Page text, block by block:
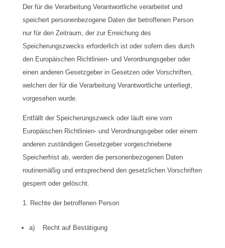
Der für die Verarbeitung Verantwortliche verarbeitet und
speichert personenbezogene Daten der betroffenen Person
nur für den Zeitraum, der zur Erreichung des
Speicherungszwecks erforderlich ist oder sofern dies durch
den Europäischen Richtlinien- und Verordnungsgeber oder
einen anderen Gesetzgeber in Gesetzen oder Vorschriften,
welchen der für die Verarbeitung Verantwortliche unterliegt,
vorgesehen wurde.
Entfällt der Speicherungszweck oder läuft eine vom
Europäischen Richtlinien- und Verordnungsgeber oder einem
anderen zuständigen Gesetzgeber vorgeschriebene
Speicherfrist ab, werden die personenbezogenen Daten
routinemäßig und entsprechend den gesetzlichen Vorschriften
gesperrt oder gelöscht.
Rechte der betroffenen Person
a) Recht auf Bestätigung